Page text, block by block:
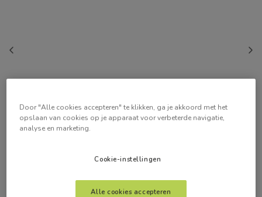
Door "Alle cookies accepteren" te klikken, ga je akkoord met het
opslaan van cookies op je apparaat voor verbeterde navigatie,
analyse en marketing.
Cookie-instellingen
Alle cookies accepteren